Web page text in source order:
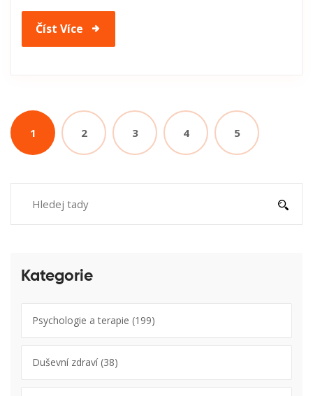
Číst Více
1 2 3 4 5
Kategorie
Psychologie a terapie (199)
Duševní zdraví(38)